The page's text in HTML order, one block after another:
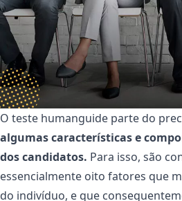
O teste humanguide parte do
algumas características e
dos candidatos. Para isso, são
essencialmente oito fatores que
do indivíduo, e que